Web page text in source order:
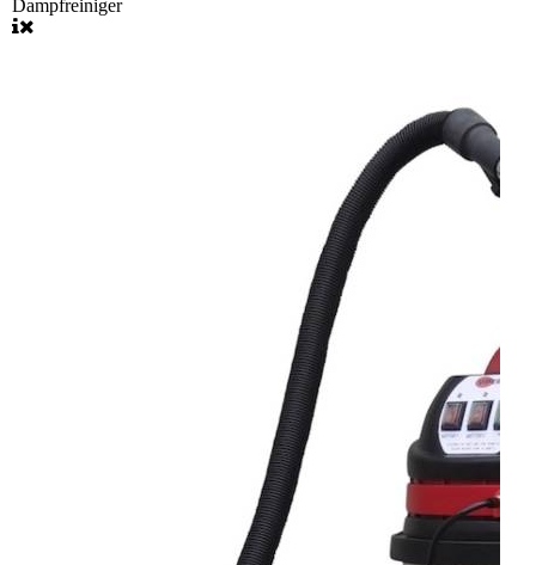
Dampfreiniger